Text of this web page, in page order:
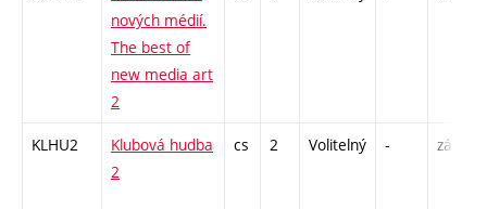
nových médií.
The best of
new media art
2
KLHU2
Klubová hudba
2
cs 2 Volitelný - zá